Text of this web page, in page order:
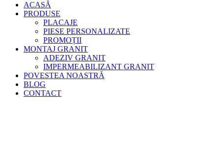
ACASĂ
PRODUSE
PLACAJE
PIESE PERSONALIZATE
PROMOȚII
MONTAJ GRANIT
ADEZIV GRANIT
IMPERMEABILIZANT GRANIT
POVESTEA NOASTRĂ
BLOG
CONTACT